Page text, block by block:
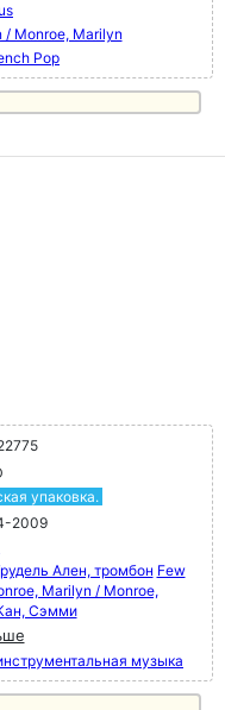
/ Monroe, Marilyn
Pop
упаковка.
2009
Ален, тромбон Few
Marilyn / Monroe,
Сэмми
музыка